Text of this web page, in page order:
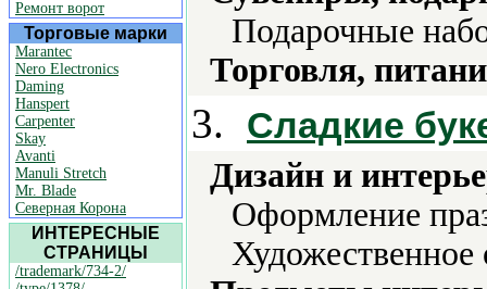
Ремонт ворот
Торговые марки
Marantec
Nero Electronics
Daming
Hanspert
Carpenter
Skay
Avanti
Manuli Stretch
Mr. Blade
Северная Корона
ИНТЕРЕСНЫЕ
СТРАНИЦЫ
/trademark/734-2/
Подарочные
Торговля,
3. Сладкие
Дизайн и
Оформление